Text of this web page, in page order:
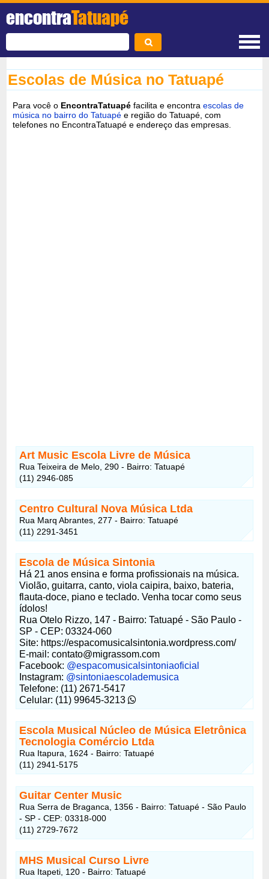
encontraTatuapé
Escolas de Música no Tatuapé
Para você o EncontraTatuapé facilita e encontraescolas de
música no bairro do Tatuapé e região do Tatuapé, com
telefones no EncontraTatuapé e endereço das empresas.
Art Music Escola Livre de Música
Rua Teixeira de Melo, 290 - Bairro: Tatuapé
(11) 2946-085
Centro Cultural Nova Música Ltda
Rua Marq Abrantes, 277 - Bairro: Tatuapé
(11) 2291-3451
Escola de Música Sintonia
Há 21 anos ensina e forma profissionais na música.
Violão, guitarra, canto, viola caipira, baixo, bateria,
flauta-doce, piano e teclado. Venha tocar como seus
ídolos!
Rua Otelo Rizzo, 147 - Bairro: Tatuapé - São Paulo -
SP - CEP: 03324-060
Site: https://espacomusicalsintonia.wordpress.com/
E-mail: contato@migrassom.com
Facebook: @espacomusicalsintoniaoficial
Instagram: @sintoniaescolademusica
Telefone: (11) 2671-5417
Celular: (11) 99645-3213
Escola Musical Núcleo de Música Eletrônica
Tecnologia Comércio Ltda
Rua Itapura, 1624 - Bairro: Tatuapé
(11) 2941-5175
Guitar Center Music
Rua Serra de Braganca, 1356 - Bairro: Tatuapé - São Paulo
- SP - CEP: 03318-000
(11) 2729-7672
MHS Musical Curso Livre
Rua Itapeti, 120 - Bairro: Tatuapé